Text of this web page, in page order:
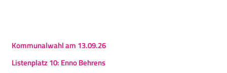
Kommunalwahl am 13.09.26
Listenplatz 10: Enno Behrens